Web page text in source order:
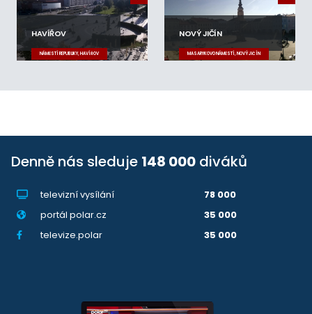
HAVÍŘOV
NÁMĚSTÍ REPUBLIKY, HAVÍŘOV
NOVÝ JIČÍN
MASARYKOVO NÁMĚSTÍ, NOVÝ JIČÍN
Denně nás sleduje 148 000 diváků
televizní vysílání
78 000
portál polar.cz
35 000
televize.polar
35 000